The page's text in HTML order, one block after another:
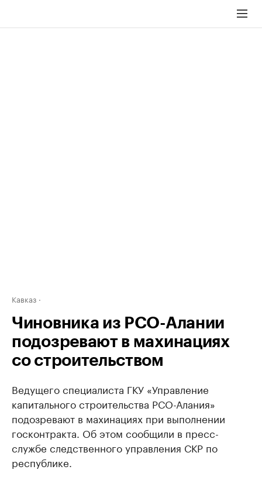
Кавказ
Чиновника из РСО-Алании
подозревают в махинациях
со строительством
Ведущего специалиста ГКУ «Управление
капитального строительства РСО-Алания»
подозревают в махинациях при выполнении
госконтракта. Об этом сообщили в пресс-
службе следственного управления СКР по
республике.